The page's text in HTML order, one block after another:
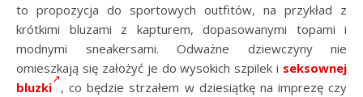
to propozycja do sportowych outfitów, na przykład z
krótkimi bluzami z kapturem, dopasowanymi topami i
modnymi sneakersami. Odważne dziewczyny nie
omieszkają się założyć je do wysokich szpilek i seksownej
bluzki , co będzie strzałem w dziesiątkę na imprezę czy